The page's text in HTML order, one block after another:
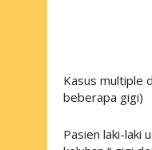
Kasus multiple
beberapa gigi)
Pasien laki-laki